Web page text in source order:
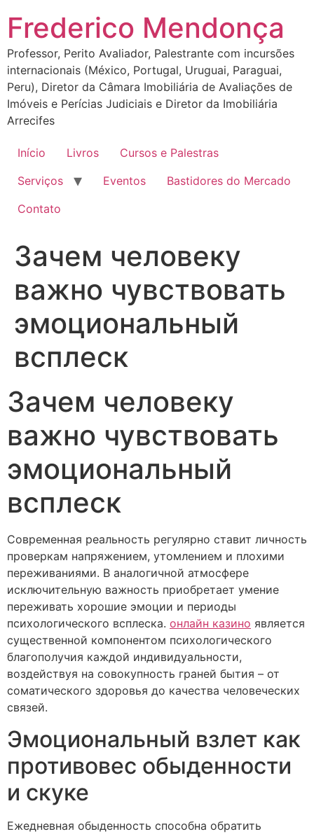
para
conteúdo
Frederico Mendonça
Professor, Perito Avaliador, Palestrante com incursões
internacionais (México, Portugal, Uruguai, Paraguai,
Peru), Diretor da Câmara Imobiliária de Avaliações de
Imóveis e Perícias Judiciais e Diretor da Imobiliária
Arrecifes
Início Livros
Cursos e Palestras
Serviços
Eventos
Bastidores do Mercado
Contato
Зачем человеку
важно чувствовать
эмоциональный
всплеск
Зачем человеку
важно чувствовать
эмоциональный
всплеск
Современная реальность регулярно ставит личность
проверкам напряжением, утомлением и плохими
переживаниями. В аналогичной атмосфере
исключительную важность приобретает умение
переживать хорошие эмоции и периоды
психологического всплеска. онлайн казино является
существенной компонентом психологического
благополучия каждой индивидуальности,
воздействуя на совокупность граней бытия – от
соматического здоровья до качества человеческих
связей.
Эмоциональный взлет как
противовес обыденности
и скуке
Ежедневная обыденность способна обратить